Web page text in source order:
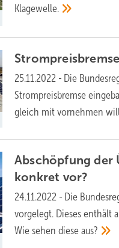
Klagewelle.
25.11.2022 - Die
Strompreisbremse
gleich mit vornehmen
Abschöpfung der
konkret vor?
24.11.2022 - Die
vorgelegt. Dieses enthält
Wie sehen dieseaus?